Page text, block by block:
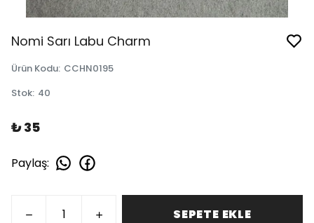
Nomi Sarı Labu Charm
Ürün Kodu: CCHN0195
Stok: 40
₺ 35
Paylaş:
SEPETE EKLE